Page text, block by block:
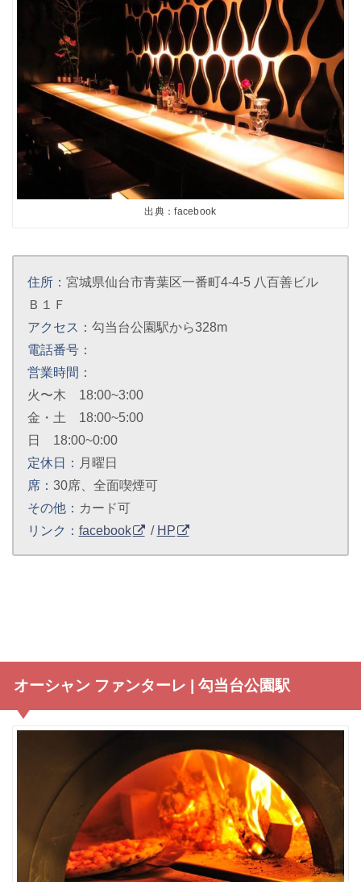
出典：facebook
住所： 宮城県仙台市青葉区一番町4-4-5 八百善ビル
Ｂ１Ｆ
アクセス： 勾当台公園駅から328m
電話番号：
営業時間：
火〜木 18:00~3:00
金・土 18:00~5:00
日 18:00~0:00
定休日： 月曜日
席： 30席、全面喫煙可
その他： カード可
リンク： facebook / HP
オーシャン ファンターレ | 勾当台公園駅